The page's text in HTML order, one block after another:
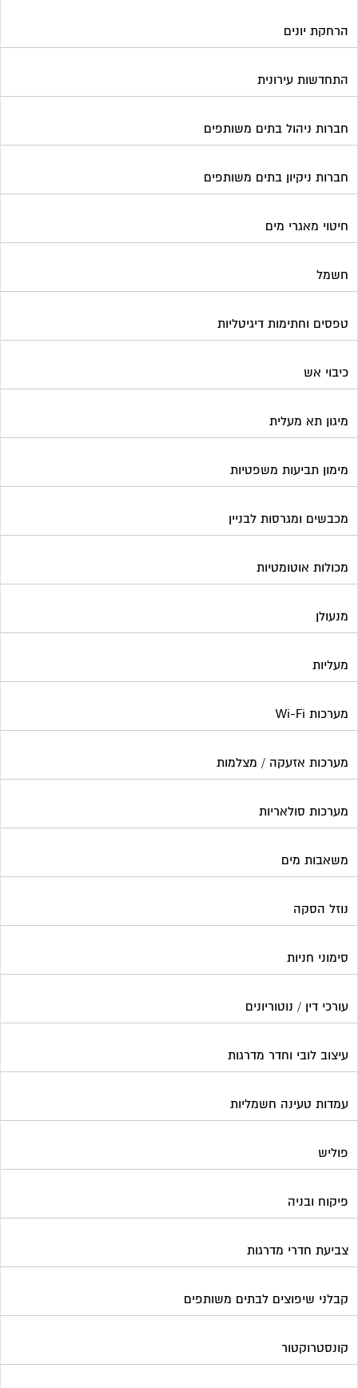
הרחקת יונים
התחדשות עירונית
חברות ניהול בתים משותפים
חברות ניקיון בתים משותפים
חיטוי מאגרי מים
חשמל
טפסים וחתימות דיגיטליות
כיבוי אש
מיגון תא מעלית
מימון תביעות משפטיות
מכבשים ומגרסות לבניין
מכולות אוטומטיות
מנעולן
מעליות
מערכות Wi-Fi
מערכות אזעקה / מצלמות
מערכות סולאריות
משאבות מים
נוזל הסקה
סימוני חניות
עורכי דין / נוטוריונים
עיצוב לובי וחדר מדרגות
עמדות טעינה חשמליות
פוליש
פיקוח ובניה
צביעת חדרי מדרגות
קבלני שיפוצים לבתים משותפים
קונסטרוקטור